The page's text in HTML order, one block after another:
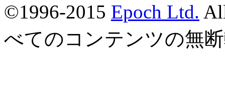
©1996-2015 Epoch Ltd.
べてのコンテンツの無